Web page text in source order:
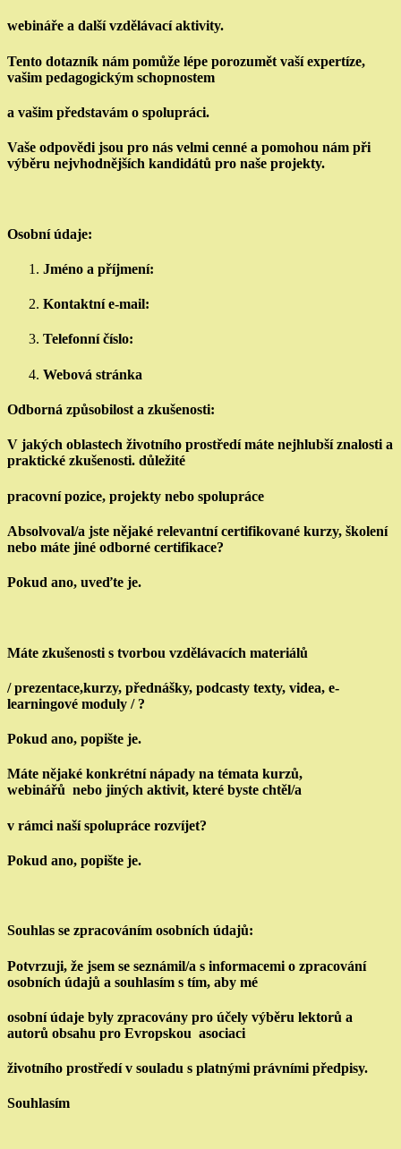
webináře a další vzdělávací aktivity.
Tento dotazník nám pomůže lépe porozumět vaší expertíze,
vašim pedagogickým schopnostem
a vašim představám o spolupráci.
Vaše odpovědi jsou pro nás velmi cenné a pomohou nám při
výběru nejvhodnějších kandidátů pro naše projekty.
Osobní údaje:
Jméno a příjmení:
Kontaktní e-mail:
Telefonní číslo:
Webová stránka
Odborná způsobilost a zkušenosti:
V jakých oblastech životního prostředí máte nejhlubší znalosti a
praktické zkušenosti. důležité
pracovní pozice, projekty nebo spolupráce
Absolvoval/a jste nějaké relevantní certifikované kurzy, školení
nebo máte jiné odborné certifikace?
Pokud ano, uveďte je.
Máte zkušenosti s tvorbou vzdělávacích materiálů
/ prezentace,kurzy, přednášky, podcasty texty, videa, e-
learningové moduly / ?
Pokud ano, popište je.
Máte nějaké konkrétní nápady na témata kurzů,
webinářů nebo jiných aktivit, které byste chtěl/a
v rámci našíspolupráce rozvíjet?
Pokud ano, popište je.
Souhlas se zpracováním osobních údajů:
Potvrzuji, že jsem se seznámil/a s informacemi o zpracování
osobních údajů a souhlasím s tím, aby mé
osobní údaje byly zpracovány pro účely výběru lektorů a
autorů obsahu pro Evropskou asociaci
životního prostředí v souladu s platnými právními předpisy.
Souhlasím